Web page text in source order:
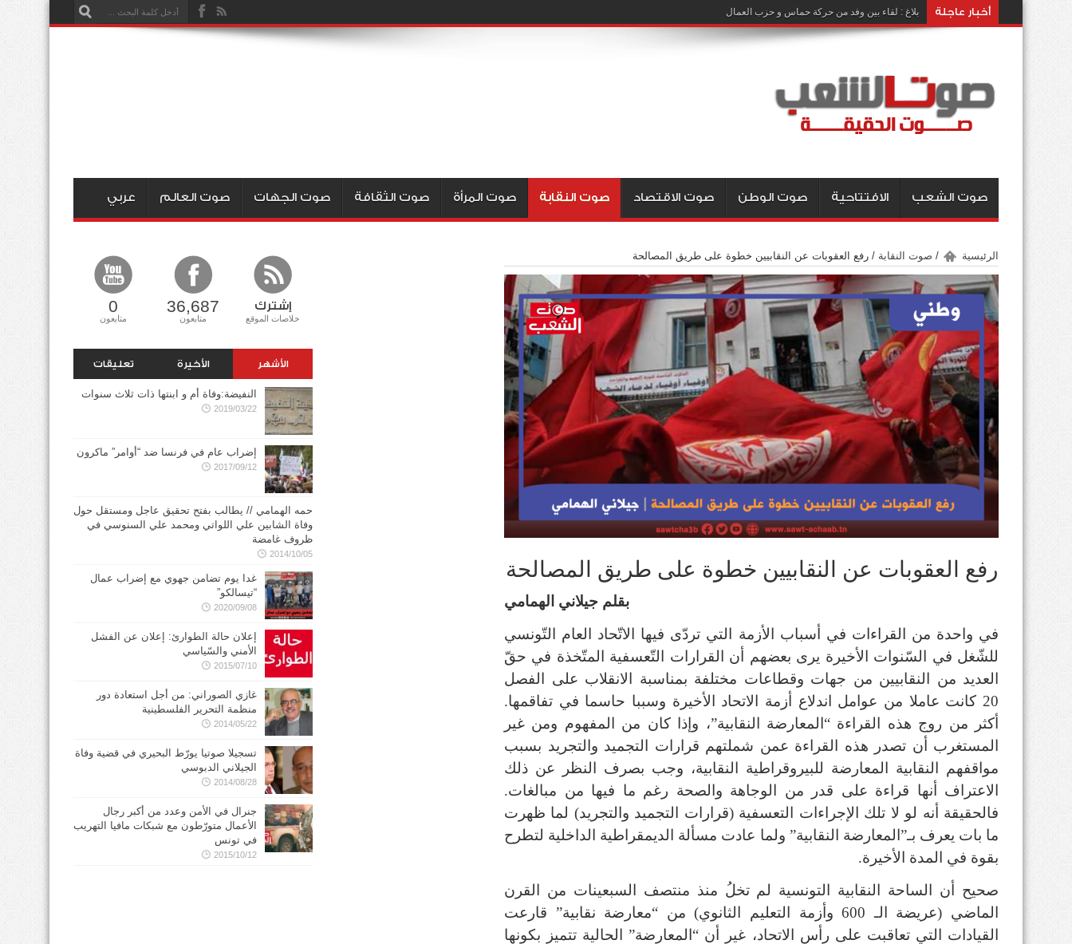
أخبار عاجلة بلاغ : لقاء بين وفد من حركة حماس و حزب العمال
صوت الشعب الافتتاحية صوت الوطن صوت الاقتصاد صوت النقابة صوت المرأة صوت الثقافة صوت الجهات صوت العالم عربي
الرئيسية / صوت النقابة / رفع العقوبات عن النقابيين خطوة على طريق المصالحة
رفع العقوبات عن النقابيين خطوة على طريق المصالحة
بقلم جيلاني الهمامي
في واحدة من القراءات في أسباب الأزمة التي تردّى فيها الاتّحاد العام التّونسي
للشّغل في السّنوات الأخيرة يرى بعضهم أن القرارات التّعسفية المتّخذة في حقّ
العديد من النقابيين من جهات وقطاعات مختلفة بمناسبة الانقلاب على الفصل
20 كانت عاملا من عوامل اندلاع أزمة الاتحاد الأخيرة وسببا حاسما في تفاقمها.
أكثر من روج هذه القراءة “المعارضة النقابية”، وإذا كان من المفهوم ومن غير
المستغرب أن تصدر هذه القراءة عمن شملتهم قرارات التجميد والتجريد بسبب
مواقفهم النقابية المعارضة للبيروقراطية النقابية، وجب بصرف النظر عن ذلك
الاعتراف أنها قراءة على قدر من الوجاهة والصحة رغم ما فيها من مبالغات.
فالحقيقة أنه لو لا تلك الإجراءات التعسفية (قرارات التجميد والتجريد) لما ظهرت
ما بات يعرف بـ”المعارضة النقابية” ولما عادت مسألة الديمقراطية الداخلية لتطرح
بقوة في المدة الأخيرة.
صحيح أن الساحة النقابية التونسية لم تخلُ منذ منتصف السبعينات من القرن
الماضي (عريضة الـ 600 وأزمة التعليم الثانوي) من “معارضة نقابية” قارعت
القيادات التي تعاقبت على رأس الاتحاد، غير أن “المعارضة” الحالية تتميز بكونها
إشترك
خلاصات الموقع
36,687
متابعون
0
متابعون
الأشهر الأخيرة تعليقات
النفيضة:وفاة أم و ابنتها ذات ثلاث سنوات
2019/03/22
إضراب عام في فرنسا ضد “أوامر” ماكرون
2017/09/12
حمه الهمامي // يطالب بفتح تحقيق عاجل ومستقل حول
وفاة الشابين علي اللواتي ومحمد علي السنوسي في
ظروف غامضة
2014/10/05
غدا يوم تضامن جهوي مع إضراب عمال
“تيسالكو”
2020/09/08
إعلان حالة الطوارئ: إعلان عن الفشل
الأمني والسّياسي
2015/07/10
غازي الصوراني: من أجل استعادة دور
منظمة التحرير الفلسطينية
2014/05/22
تسجيلا صوتيا يورّط البحيري في قضية وفاة
الجيلاني الدبوسي
2014/08/28
جنرال في الأمن وعدد من أكبر رجال
الأعمال متورّطون مع شبكات مافيا التهريب
في تونس
2015/10/12